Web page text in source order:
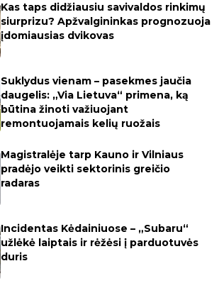
Kas taps didžiausiu savivaldos rinkimų
siurprizu? Apžvalgininkas prognozuoja
įdomiausias dvikovas
Suklydus vienam – pasekmes jaučia
daugelis: „Via Lietuva“ primena, ką
būtina žinoti važiuojant
remontuojamais kelių ruožais
Magistralėje tarp Kauno ir Vilniaus
pradėjo veikti sektorinis greičio
radaras
Incidentas Kėdainiuose – „Subaru“
užlėkė laiptais ir rėžėsi į parduotuvės
duris